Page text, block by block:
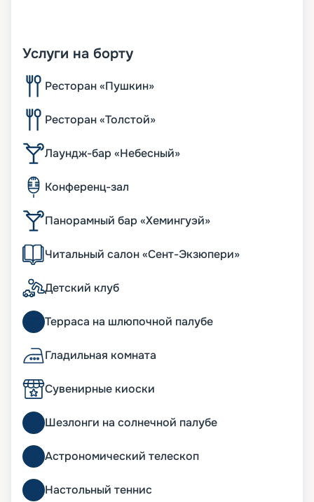
Услуги на борту
Ресторан «Пушкин»
Ресторан «Толстой»
Лаундж-бар «Небесный»
Конференц-зал
Панорамный бар «Хемингуэй»
Читальный салон «Сент-Экзюпери»
Детский клуб
Терраса на шлюпочной палубе
Гладильная комната
Сувенирные киоски
Шезлонги на солнечной палубе
Астрономический телескоп
Настольный теннис